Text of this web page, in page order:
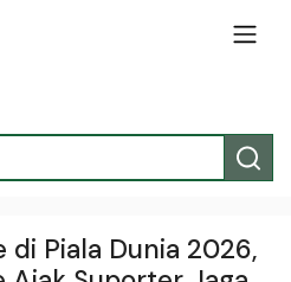
di Piala Dunia 2026,